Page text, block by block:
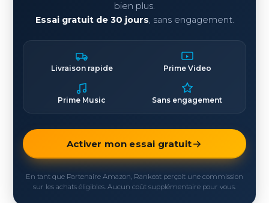
bien plus.
Essai gratuit de 30 jours, sans engagement.
Livraison rapide Prime Video
Prime Music Sans engagement
Activer mon essai gratuit
En tant que Partenaire Amazon, Rankeat perçoit une commission
sur les achats éligibles. Aucun coût supplémentaire pour vous.